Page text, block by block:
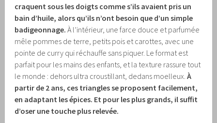
craquent sous les doigts comme s’ils avaient pris un
bain d’huile, alors qu’ils n’ont besoin que d’un simple
badigeonnage. À l’intérieur, une farce douce et parfumée
mêle pommes de terre, petits pois et carottes, avec une
pointe de curry qui réchauffe sans piquer. Le format est
parfait pour les mains des enfants, et la texture rassure tout
le monde : dehors ultra croustillant, dedans moelleux.À
partir de 2 ans, ces triangles se proposent facilement,
en adaptant les épices. Et pour les plus grands, il suffit
d’oser une touche plus relevée.